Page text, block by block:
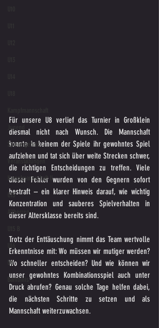
Jugend
Spielergebnis
Veranstaltungen
Kampfmannschaft II
U15
Altherren
U6
Bambinis
Für unsere U8 verlief das Turnier in Großklein
diesmal nicht nach Wunsch. Die Mannschaft
konnte in keinem der Spiele ihr gewohntes Spiel
aufziehen und tat sich über weite Strecken schwer,
die richtigen Entscheidungen zu treffen. Viele
dieser Fehler wurden von den Gegnern sofort
bestraft – ein klarer Hinweis darauf, wie wichtig
Konzentration und sauberes Spielverhalten in
dieser Altersklasse bereits sind.
Trotz der Enttäuschung nimmt das Team wertvolle
Erkenntnisse mit: Wo müssen wir mutiger werden?
Wo schneller entscheiden? Und wie können wir
unser gewohntes Kombinationsspiel auch unter
Druck abrufen? Genau solche Tage helfen dabei,
die nächsten Schritte zu setzen und als
Mannschaft weiterzuwachsen.